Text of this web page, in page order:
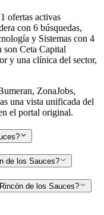
ofertas activas
con 6 búsquedas,
y Sistemas con 4
son Ceta Capital
y una clínica del sector,
ZonaJobs,
una vista unificada del
el portal original.
de los Sauces?
de los Sauces?